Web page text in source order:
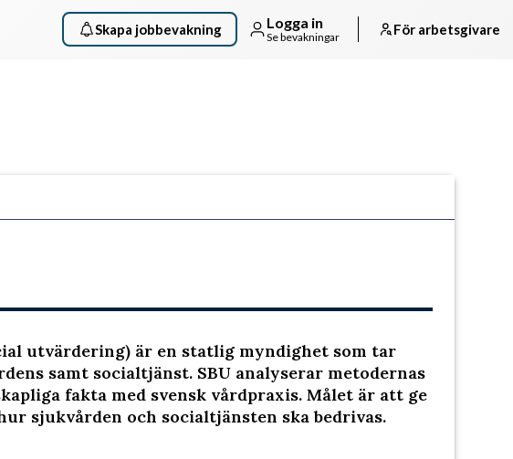
Skapa jobbevakning Logga in
Se bevakningar För arbetsgivare
utvärdering) är en statlig myndighet som tar
samt socialtjänst. SBU analyserar metodernas
fakta med svensk vårdpraxis. Målet är att ge
sjukvården och socialtjänsten ska bedrivas.